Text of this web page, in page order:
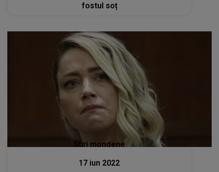
fostul soț
Stiri mondene
17 iun 2022